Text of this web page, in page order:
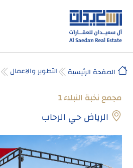
الصفحة الرئيسية التطوير والاعمال
مجمع نخبة النبلاء 1
الرياض حي الرحاب